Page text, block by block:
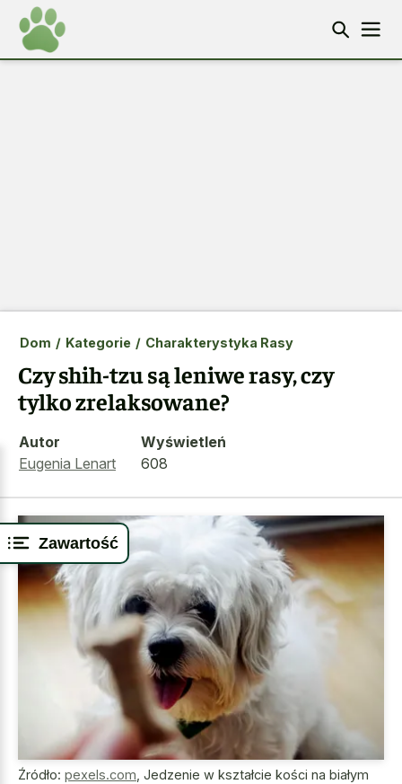
Zawartość
Dom / Kategorie / Charakterystyka Rasy
Czy shih-tzu są leniwe rasy, czy
tylko zrelaksowane?
Autor
Eugenia Lenart
Wyświetleń
608
Źródło: pexels.com Jedzenie w kształcie kości na białym